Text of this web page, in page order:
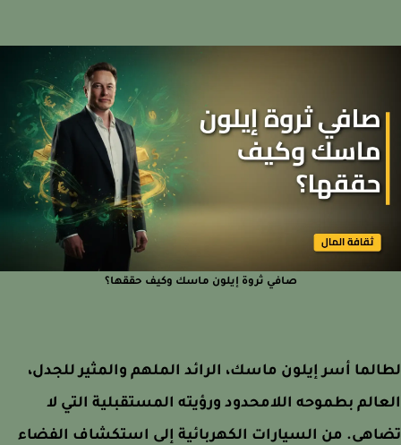
صافي ثروة إيلون ماسك وكيف حققها؟
أسر إيلون ماسك، الرائد الملهم والمثير للجدل،
بطموحه اللامحدود ورؤيته المستقبلية التي لا
من السيارات الكهربائية إلى استكشاف الفضاء